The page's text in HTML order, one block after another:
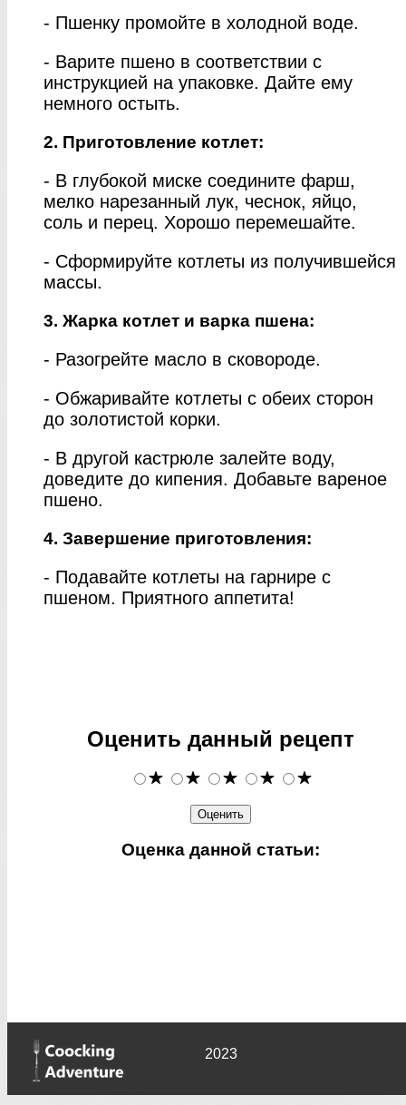
- Пшенку промойте в холодной воде.
- Варите пшено в соответствии с
инструкцией на упаковке. Дайте ему
немного остыть.
2. Приготовление котлет:
- В глубокой миске соедините фарш,
мелко нарезанный лук, чеснок, яйцо,
соль и перец. Хорошо перемешайте.
- Сформируйте котлеты из получившейся
массы.
3. Жарка котлет и варка пшена:
- Разогрейте масло в сковороде.
- Обжаривайте котлеты с обеих сторон
до золотистой корки.
- В другой кастрюле залейте воду,
доведите до кипения. Добавьте вареное
пшено.
4. Завершение приготовления:
- Подавайте котлеты на гарнире с
пшеном. Приятного аппетита!
Оценить данный рецепт
Оценка данной статьи:
2023